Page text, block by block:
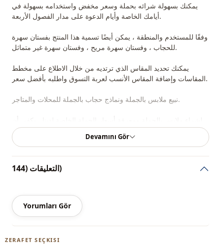
يمكنك بسهولة شرائه بحملة وسعر مخفض واستخدامه بسهولة في
أيامك الخاصة وأيام الدعوة على مدار الفصول الأربعة.
وفقًا للمستخدم والمنطقة ، يمكن أيضًا تسمية هذا المنتج بفستان سهرة
للحجاب ، وفستان سهرة مريح ، وفستان سهرة غير متماثل.
يمكنك تحديد المقاس الذي ترتديه من خلال الاطلاع على مخطط
المقاسات وإضافة المقاس الأنسب لعربة التسوق واطلبه بأفضل سعر.
نبيع ملابس بالجملة ونماذج حجاب بالجملة للمحلات والمتاجر.
تصبح عضوًا في موقعنا وإرسال معلوماتك إلى خط WhatsApp الخاص
بنا على 0545695 05 91 للموافقة.
ياقة
الموسم
Devamını Gör
التعليقات (144)
Yorumları Gör
ZERAFET SEÇKISI